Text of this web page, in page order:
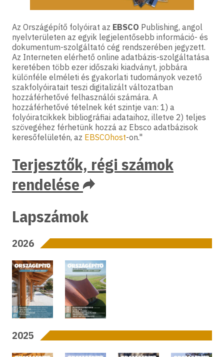
Az Országépítő folyóirat az EBSCO Publishing, angol
nyelvterületen az egyik legjelentősebb információ- és
dokumentum-szolgáltató cég rendszerében jegyzett.
Az Interneten elérhető online adatbázis-szolgáltatása
keretében több ezer időszaki kiadványt, jobbára
különféle elméleti és gyakorlati tudományok vezető
szakfolyóiratait teszi digitalizált változatban
hozzáférhetővé felhasználói számára. A
hozzáférhetővé tételnek két szintje van: 1) a
folyóiratcikkek bibliográfiai adataihoz, illetve 2) teljes
szövegéhez férhetünk hozzá az Ebsco adatbázisok
keresőfelületén, az EBSCOhost-on."
Terjesztők, régi számok
rendelése
Lapszámok
2026
2025